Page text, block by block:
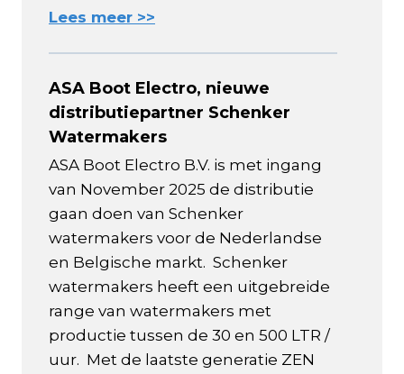
Lees meer >>
ASA Boot Electro, nieuwe
distributiepartner Schenker
Watermakers
ASA Boot Electro B.V. is met ingang
van November 2025 de distributie
gaan doen van Schenker
watermakers voor de Nederlandse
en Belgische markt. Schenker
watermakers heeft een uitgebreide
range van watermakers met
productie tussen de 30 en 500 LTR /
uur. Met de laatste generatie ZEN